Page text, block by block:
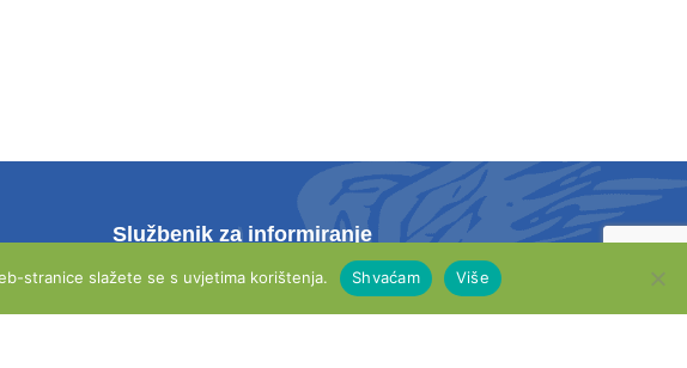
Službenik za informiranje
Kristina Majić, mag.admin.publ.
stranice slažete se s uvjetima korištenja. Shvaćam Više